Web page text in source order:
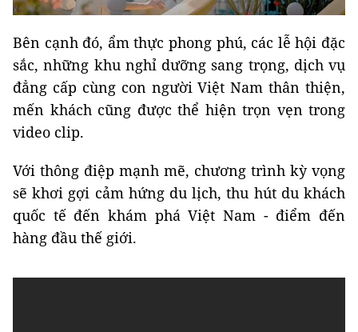
Bên cạnh đó, ẩm thực phong phú, các lễ hội đặc
sắc, những khu nghỉ dưỡng sang trọng, dịch vụ
đẳng cấp cùng con người Việt Nam thân thiện,
mến khách cũng được thể hiện trọn vẹn trong
video clip.
Với thông điệp mạnh mẽ, chương trình kỳ vọng
sẽ khơi gợi cảm hứng du lịch, thu hút du khách
quốc tế đến khám phá Việt Nam - điểm đến
hàng đầu thế giới.